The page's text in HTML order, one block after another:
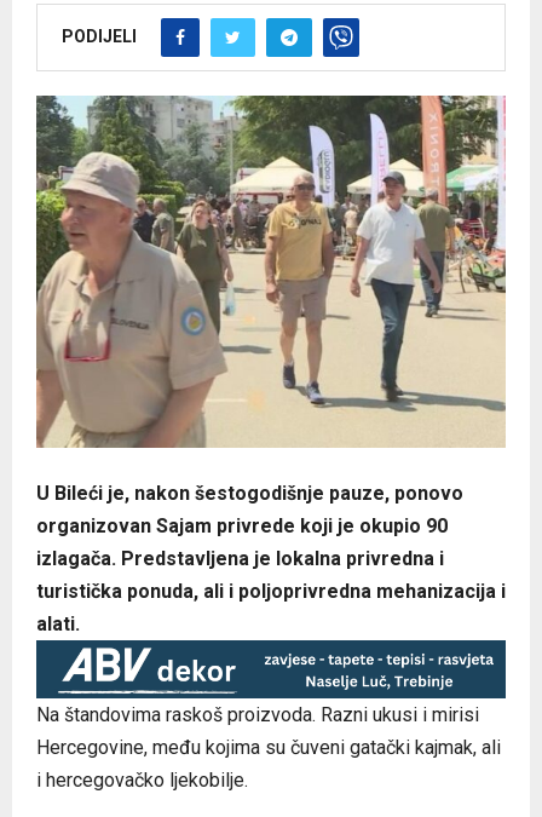
PODIJELI
U Bileći je, nakon šestogodišnje pauze, ponovo
organizovan Sajam privrede koji je okupio 90
izlagača. Predstavljena je lokalna privredna i
turistička ponuda, ali i poljoprivredna mehanizacija i
alati.
Na štandovima raskoš proizvoda. Razni ukusi i mirisi
Hercegovine, među kojima su čuveni gatački kajmak, ali
i hercegovačko ljekobilje.